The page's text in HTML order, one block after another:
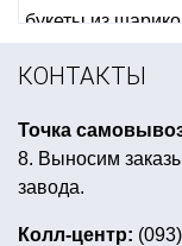
букеты из
тарелки
шары 14 февраля
гангстерская
КОНТАКТЫ
Точка
8. Выносим
завода.
Колл-центр: